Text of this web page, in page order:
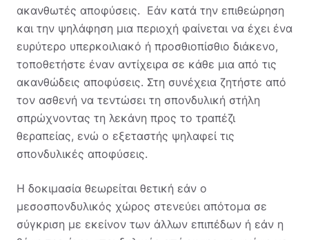
ακανθωτές αποφύσεις. Εάν κατά την επιθεώρηση
και την ψηλάφηση μια περιοχή φαίνεται να έχει ένα
ευρύτερο υπερκοιλιακό ή προσθιοπίσθιο διάκενο,
τοποθετήστε έναν αντίχειρα σε κάθε μια από τις
ακανθώδεις αποφύσεις. Στη συνέχεια ζητήστε από
τον ασθενή να τεντώσει τη σπονδυλική στήλη
σπρώχνοντας τη λεκάνη προς το τραπέζι
θεραπείας, ενώ ο εξεταστής ψηλαφεί τις
σπονδυλικές αποφύσεις.
Η δοκιμασία θεωρείται θετική εάν ο
μεσοσπονδυλικός χώρος στενεύει απότομα σε
σύγκριση με εκείνον των άλλων επιπέδων ή εάν η